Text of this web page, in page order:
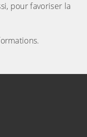
pour favoriser la